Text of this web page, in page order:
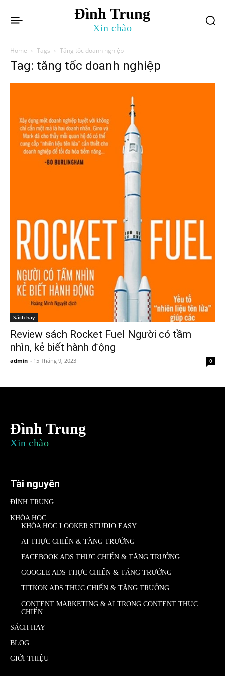
Đình Trung
Xin chào
Home Tags Tăng tốc doanh nghiệp
Tag: tăng tốc doanh nghiệp
Sách hay
Review sách Rocket Fuel Người có tầm
nhìn, kẻ biết hành động
admin - 15 Tháng 9, 2023 0
Đình Trung
Xin chào
Tài nguyên
ĐÌNH TRUNG
KHÓA HỌC
KHÓA HỌC LOOKER STUDIO EASY
AI THỰC CHIẾN & TĂNG TRƯỞNG
FACEBOOK ADS THỰC CHIẾN & TĂNG TRƯỞNG
GOOGLE ADS THỰC CHIẾN & TĂNG TRƯỞNG
TITKOK ADS THỰC CHIẾN & TĂNG TRƯỞNG
CONTENT MARKETING & AI TRONG CONTENT THỰC
CHIẾN
SÁCH HAY
BLOG
GIỚI THIỆU